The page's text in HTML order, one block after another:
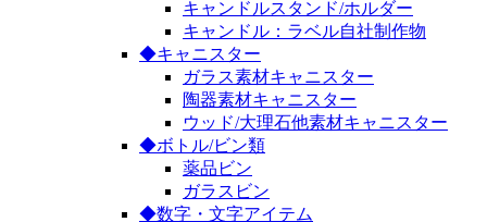
キャンドルスタンド/ホルダー
キャンドル：ラベル自社制作物
◆キャニスター
ガラス素材キャニスター
陶器素材キャニスター
ウッド/大理石他素材キャニスター
◆ボトル/ビン類
薬品ビン
ガラスビン
◆数字・文字アイテム